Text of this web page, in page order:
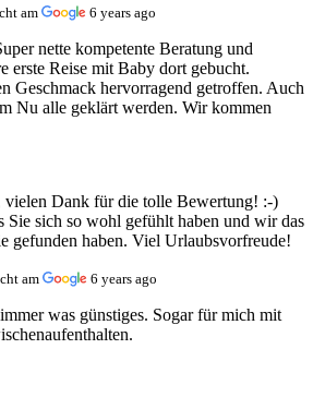
am 6 years ago
nette kompetente Beratung und
erste Reise mit Baby dort gebucht.
Geschmack hervorragend getroffen. Auch
Nu alle geklärt werden. Wir kommen
Dank für die tolle Bewertung! :-)
Sie sich so wohl gefühlt haben und wir das
gefunden haben. Viel Urlaubsvorfreude!
am 6 years ago
was günstiges. Sogar für mich mit